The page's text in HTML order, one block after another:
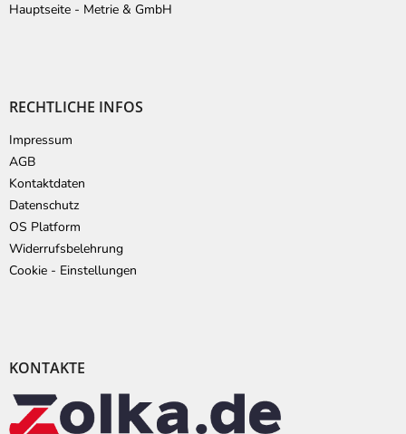
Hauptseite - Metrie & GmbH
RECHTLICHE INFOS
Impressum
AGB
Kontaktdaten
Datenschutz
OS Platform
Widerrufsbelehrung
Cookie - Einstellungen
KONTAKTE